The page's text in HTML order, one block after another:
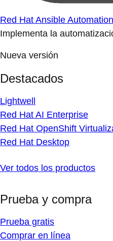
Red Hat Ansible
Implementa la
Nueva versión
Destacados
Lightwell
Red Hat AI Enterprise
Red Hat OpenShift
Red Hat Desktop
Ver todos los productos
Prueba y compra
Prueba gratis
Comprar en línea